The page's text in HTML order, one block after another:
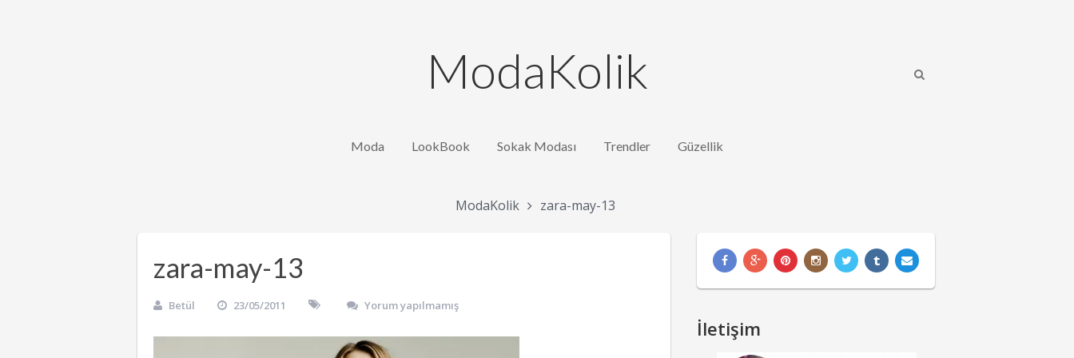
ModaKolik
Moda LookBook Sokak Modası Trendler Güzellik
ModaKolik zara-may-13
zara-may-13
Betül 23/05/2011 Yorum yapılmamış
İletişim